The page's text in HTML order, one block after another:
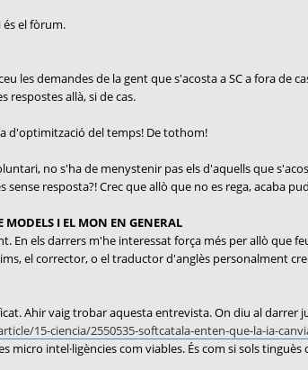
és el fòrum.
les demandes de la gent que s'acosta a SC a fora
respostes allà, si de cas.
d'optimització del temps! De tothom!
no s'ha de menystenir pas els d'aquells que
sense resposta?! Crec que allò que no es rega, acaba
MODELS I EL MON EN GENERAL
En els darrers m'he interessat força més per allò que
el corrector, o el traductor d'anglès personalment
Ahir vaig trobar aquesta entrevista. On diu al
15-ciencia/2550535-softcatala-enten-que-la-ia-
micro intel·ligències com viables. És com si sols